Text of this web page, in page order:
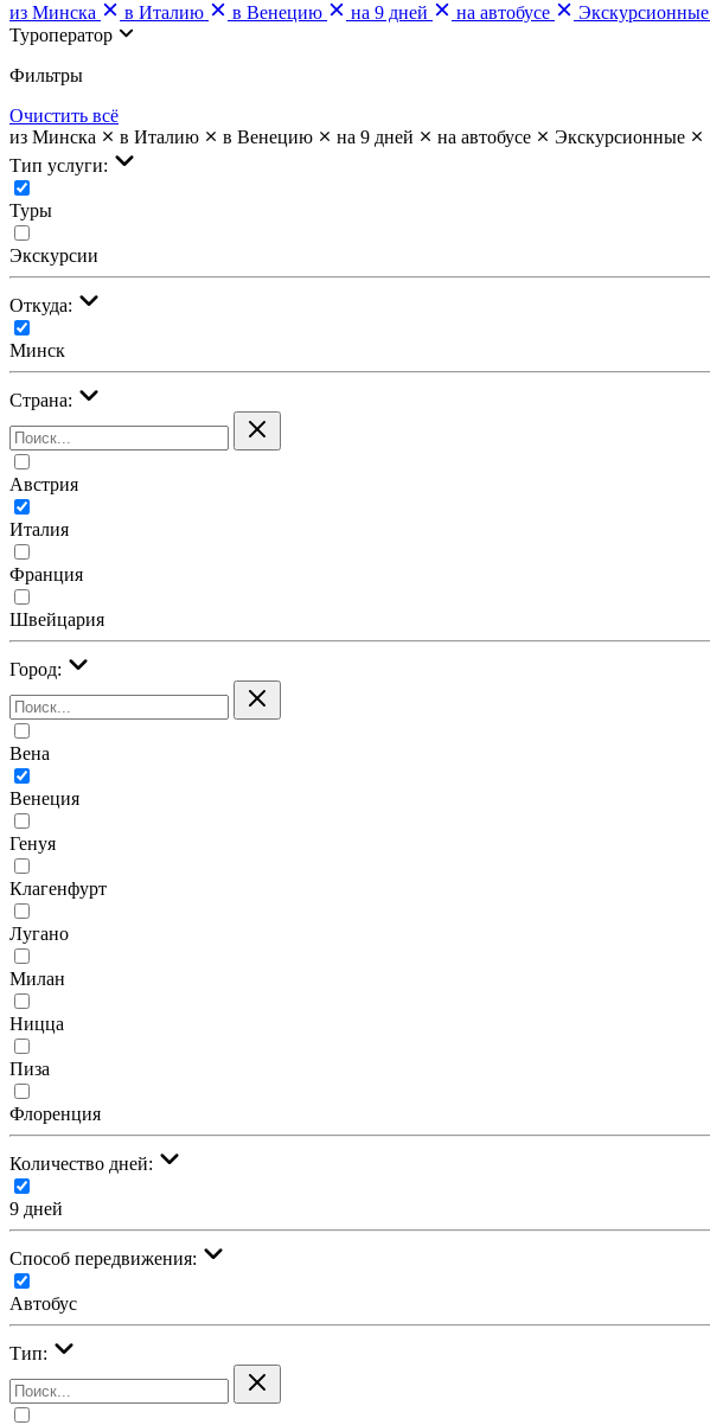
из Минска
в Италию в Венецию на 9 дней на автобусе
Экскурсионные
Туроператор
Фильтры
Очистить всё
из Минска
в Италию в Венецию на 9 дней на автобусе
Экскурсионные
Тип услуги:
Туры
Экскурсии
Откуда:
Минск
Страна:
Австрия
Италия
Франция
Швейцария
Город:
Вена
Венеция
Генуя
Клагенфурт
Лугано
Милан
Ницца
Пиза
Флоренция
Количество дней:
9 дней
Cпособ передвижения:
Автобус
Тип: